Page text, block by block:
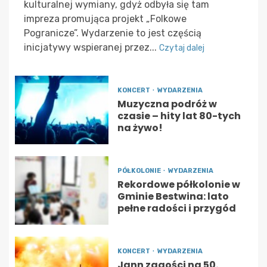
kulturalnej wymiany, gdyż odbyła się tam
impreza promująca projekt „Folkowe
Pogranicze”. Wydarzenie to jest częścią
inicjatywy wspieranej przez... Czytaj dalej
KONCERT WYDARZENIA
Muzyczna podróż w
czasie – hity lat 80-tych
na żywo!
PÓŁKOLONIE WYDARZENIA
Rekordowe półkolonie w
Gminie Bestwina: lato
pełne radości i przygód
KONCERT WYDARZENIA